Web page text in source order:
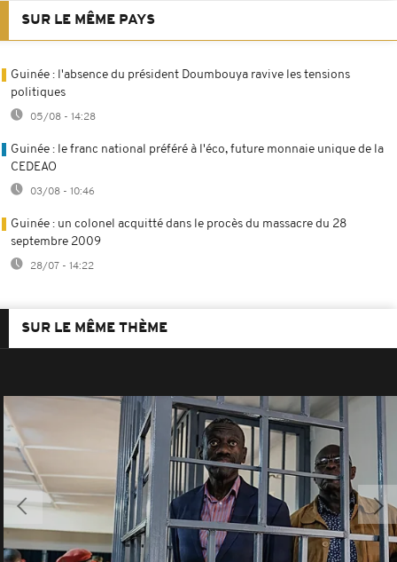
SUR LE MÊME PAYS
Guinée : l'absence du président Doumbouya ravive les tensions
politiques
05/08 - 14:28
Guinée : le franc national préféré à l'éco, future monnaie unique de la
CEDEAO
03/08 - 10:46
Guinée : un colonel acquitté dans le procès du massacre du 28
septembre 2009
28/07 - 14:22
SUR LE MÊME THÈME